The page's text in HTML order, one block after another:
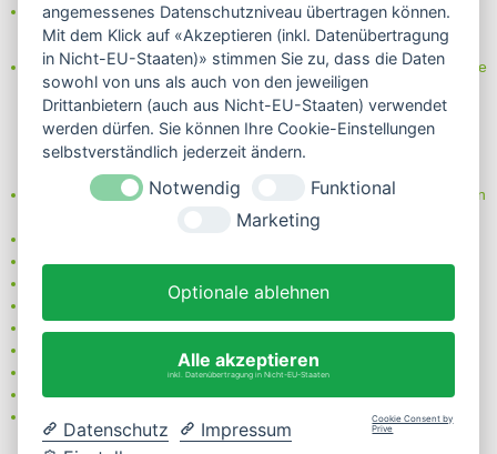
Partner von:
Wine in Moderation - bewußt genießen
Erfahren Sie mehr über Biowein in unserem Blog oder Folgen Sie
uns!
Blog
Facebook
Instagram
Neben einem ausgesuchten Sortiment an Biowein, Biospirituosen
und Biofeinkost bieten wir Ihnen u.a. folgende
nur 5,79 EUR Versand (DE)
ab 95 EUR frei Haus (DE)
14 Tage Rückgaberecht
sichere Zahlung
Kauf auf Rechnung
bei Vorkasse -2%
Bio-zertifizierter Shop
angemessenes Datenschutzniveau übertragen können.
Mit dem Klick auf «Akzeptieren (inkl. Datenübertragung
in Nicht-EU-Staaten)» stimmen Sie zu, dass die Daten
sowohl von uns als auch von den jeweiligen
Drittanbietern (auch aus Nicht-EU-Staaten) verwendet
werden dürfen. Sie können Ihre Cookie-Einstellungen
selbstverständlich jederzeit ändern.
Notwendig
Funktional
Marketing
Optionale ablehnen
Alle akzeptieren
inkl. Datenübertragung in Nicht-EU-Staaten
Datenschutz
Impressum
Cookie Consent by
Prive